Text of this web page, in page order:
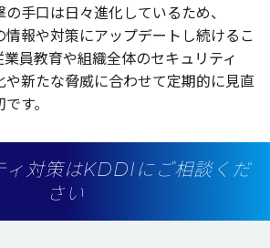
の手口は日々進化しているため、
情報や対策にアップデート し続けるこ
業員教育や組織全体のセキュリティ
や新たな脅威に合わせて定期的に見直
です。
ィ対策はKDDIにご相談くだ
さい